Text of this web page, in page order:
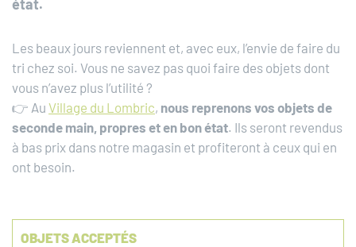
état.
Les beaux jours reviennent et, avec eux, l’envie de faire du
tri chez soi. Vous ne savez pas quoi faire des objets dont
vous n’avez plus l’utilité ?
👉 Au Village du Lombric, nous reprenons vos objets de
seconde main, propres et en bon état. Ils seront revendus
à bas prix dans notre magasin et profiteront à ceux qui en
ont besoin.
OBJETS ACCEPTÉS